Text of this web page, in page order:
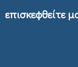
επισκεφθείτε